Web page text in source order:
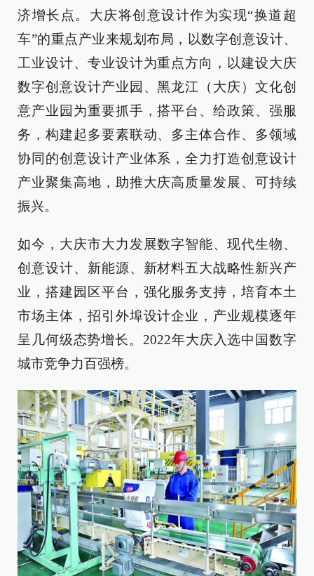
济增长点。大庆将创意设计作为实现“换道超
车”的重点产业来规划布局，以数字创意设计、
工业设计、专业设计为重点方向，以建设大庆
数字创意设计产业园、黑龙江（大庆）文化创
意产业园为重要抓手，搭平台、给政策、强服
务，构建起多要素联动、多主体合作、多领域
协同的创意设计产业体系，全力打造创意设计
产业聚集高地，助推大庆高质量发展、可持续
振兴。
如今，大庆市大力发展数字智能、现代生物、
创意设计、新能源、新材料五大战略性新兴产
业，搭建园区平台，强化服务支持，培育本土
市场主体，招引外埠设计企业，产业规模逐年
呈几何级态势增长。2022年大庆入选中国数字
城市竞争力百强榜。